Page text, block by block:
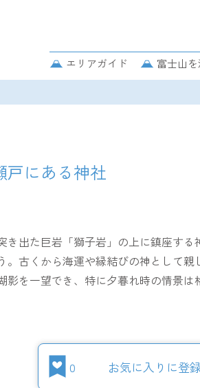
ロ
ー
ル
ー
サ
ビ
ョ
エリアガイド 富士山
戸にある神社
出た巨岩「獅子岩」の上に鎮座す
。古くから海運や縁結びの神として
影を一望でき、特に夕暮れ時の情景
0 お気に入りに登録